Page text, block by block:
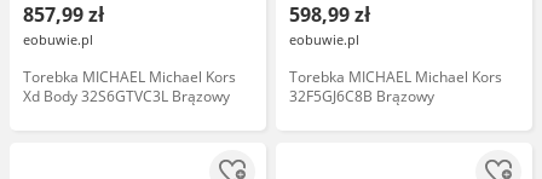
857,99 zł
eobuwie.pl
Torebka MICHAEL Michael Kors
Xd Body 32S6GTVC3L Brązowy
598,99 zł
eobuwie.pl
Torebka MICHAEL Michael Kors
32F5GJ6C8B Brązowy